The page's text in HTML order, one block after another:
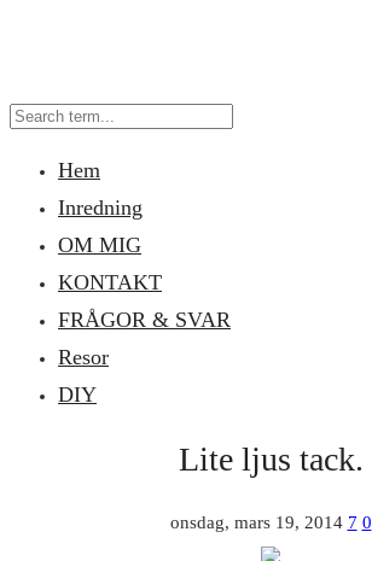
Hem
Inredning
OM MIG
KONTAKT
FRÅGOR & SVAR
Resor
DIY
Lite ljus tack.
onsdag, mars 19, 2014 7 0